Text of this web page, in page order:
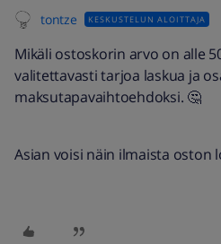
tontze KESKUSTELUN ALOITTAJA
Mikäli ostoskorin arvo on alle
valitettavasti tarjoa laskua ja
maksutapavaihtoehdoksi. 🤔
Asian voisi näin ilmaista oston